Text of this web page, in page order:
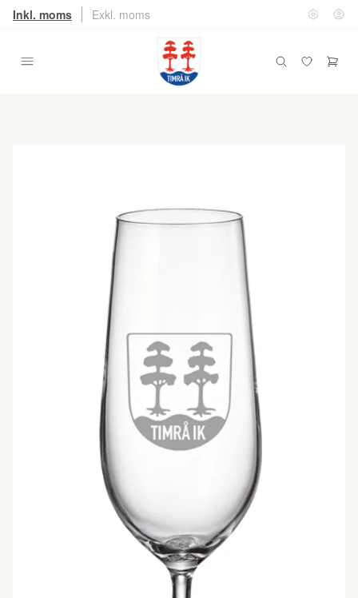
Inkl. moms Exkl. moms